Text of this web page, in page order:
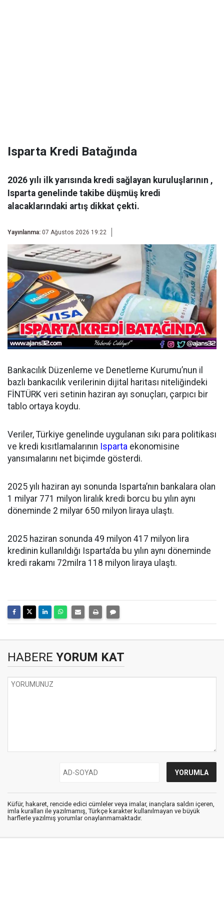
Isparta Kredi Batağında
2026 yılı ilk yarısında kredi sağlayan kuruluşlarının ,
Isparta genelinde takibe düşmüş kredi
alacaklarındaki artış dikkat çekti.
Yayınlanma: 07 Ağustos 2026 19:22
Bankacılık Düzenleme ve Denetleme Kurumu’nun il
bazlı bankacılık verilerinin dijital haritası niteliğindeki
FİNTÜRK veri setinin haziran ayı sonuçları, çarpıcı bir
tablo ortaya koydu.
Veriler, Türkiye genelinde uygulanan sıkı para politikası
ve kredi kısıtlamalarının Isparta ekonomisine
yansımalarını net biçimde gösterdi.
2025 yılı haziran ayı sonunda Isparta’nın bankalara olan
1 milyar 771 milyon liralık kredi borcu bu yılın aynı
döneminde 2 milyar 650 milyon liraya ulaştı.
2025 haziran sonunda 49 milyon 417 milyon lira
kredinin kullanıldığı Isparta’da bu yılın aynı döneminde
kredi rakamı 72milra 118 milyon liraya ulaştı.
HABERE YORUM KAT
Küfür, hakaret, rencide edici cümleler veya imalar, inançlara saldırı içeren,
imla kuralları ile yazılmamış, Türkçe karakter kullanılmayan ve büyük
harflerle yazılmış yorumlar onaylanmamaktadır.